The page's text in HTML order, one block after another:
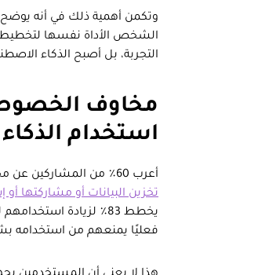
وتكمن أهمية ذلك في أنه
الشخص الأداة نفسها لتخطيط
التجربة، بل أصبح الذكاء
مخاوف
استخدام
أعرب 60٪ من المشاركين عن مخاوف تتعلق بالخصوصية، خصوصًا فيما يخص
تخزين البيانات أو مشاركتها
فعليًا يمنعهم من استخدامه